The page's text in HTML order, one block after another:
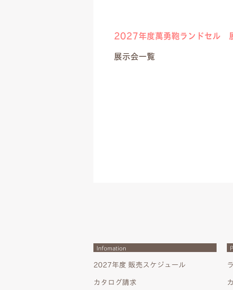
2027年度萬勇鞄ランドセル
展示会一覧
Infomation
2027年度 販売スケジュール
カタログ請求